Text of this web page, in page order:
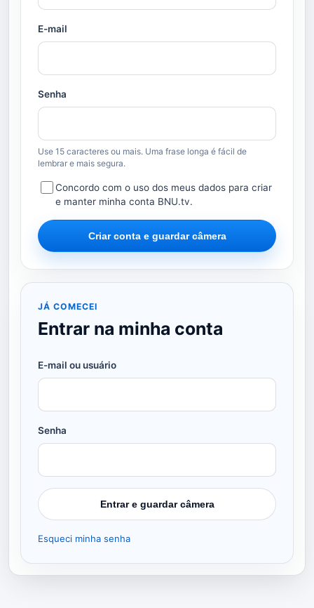
E-mail
Senha
Use 15 caracteres ou mais. Uma frase longa é fácil de
lembrar e mais segura.
Concordo com o uso dos meus dados para criar
e manter minha conta BNU.tv.
Criar conta e guardar câmera
JÁ COMECEI
Entrar na minha conta
E-mail ou usuário
Senha
Entrar e guardar câmera
Esqueci minha senha